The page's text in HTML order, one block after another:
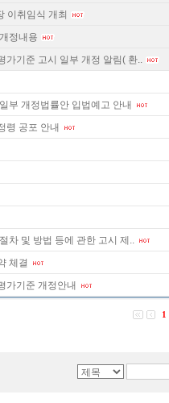
이취임식 개최
정내용
가기준 고시 일부 개정 알림( 환..
부 개정법률안 입법예고 안내
령 공포 안내
차 및 방법 등에 관한 고시 제..
체결
가기준 개정안내
1